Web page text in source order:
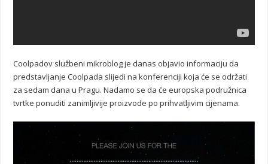
Coolpadov službeni mikroblog je danas objavio informaciju da
predstavljanje Coolpada slijedi na konferenciji koja će se održati
za sedam dana u Pragu. Nadamo se da će europska podružnica
tvrtke ponuditi zanimljivije proizvode po prihvatljivim cijenama.